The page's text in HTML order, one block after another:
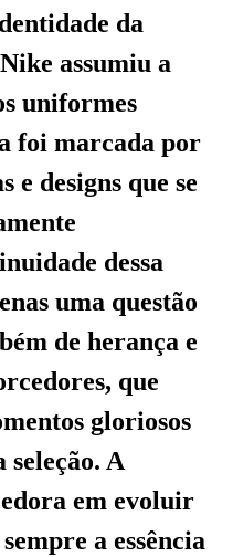
da
assumiu a
uniformes
foi marcada por
e designs que se
dessa
uma questão
de herança e
que
gloriosos
seleção. A
em evoluir
a essência